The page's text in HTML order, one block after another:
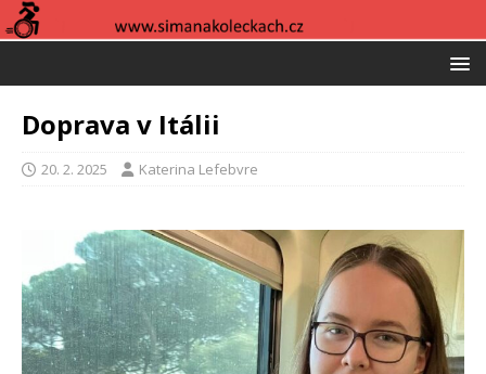
Doprava v Itálii
20. 2. 2025 Katerina Lefebvre